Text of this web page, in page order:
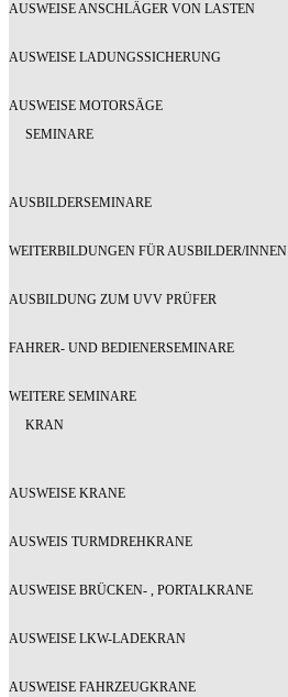
AUSWEISE ANSCHLÄGER VON LASTEN
AUSWEISE LADUNGSSICHERUNG
AUSWEISE MOTORSÄGE
SEMINARE
AUSBILDERSEMINARE
WEITERBILDUNGEN FÜR AUSBILDER/INNEN
AUSBILDUNG ZUM UVV PRÜFER
FAHRER- UND BEDIENERSEMINARE
WEITERE SEMINARE
KRAN
AUSWEISE KRANE
AUSWEIS TURMDREHKRANE
AUSWEISE BRÜCKEN- , PORTALKRANE
AUSWEISE LKW-LADEKRAN
AUSWEISE FAHRZEUGKRANE